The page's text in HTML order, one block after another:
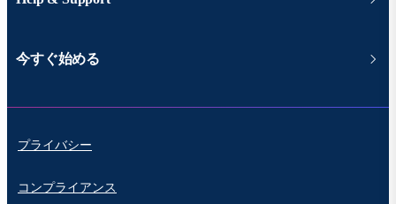
今すぐ始める
プライバシー
コンプライアンス